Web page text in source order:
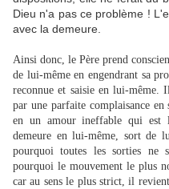
Dieu n'a pas ce problème !
avec la demeure.
Ainsi donc, le Père prend
de lui-même en engendrant sa
reconnue et saisie en lui-même.
par une parfaite complaisance en
en un amour ineffable qui est
demeure en lui-même, sort de
pourquoi toutes les sorties ne
pourquoi le mouvement le plus
car au sens le plus strict, il